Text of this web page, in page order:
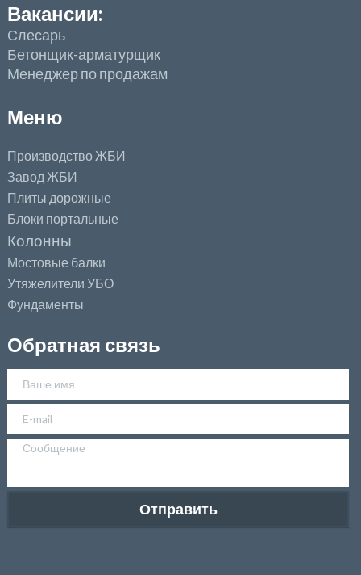
Вакансии:
Слесарь
Бетонщик-арматурщик
Менеджер по продажам
Меню
Производство ЖБИ
Завод ЖБИ
Плиты дорожные
Блоки портальные
Колонны
Мостовые балки
Утяжелители УБО
Фундаменты
Обратная связь